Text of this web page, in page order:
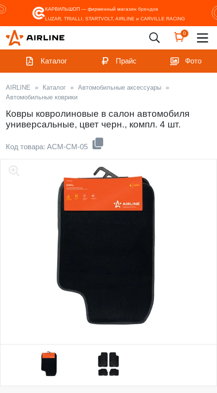
КАРВИЛЬШОП — фирменный магазин брендов
LUZAR, TRIALLI, STARTVOLT, AIRLINE и CARVILLE RACING
0
Каталог Прайс Фото
AIRLINE » Каталог » Автомобильные аксессуары »
Автомобильные коврики
Ковры ковролиновые в салон автомобиля
универсальные, цвет черн., компл. 4 шт.
Код товара: ACM-CM-05